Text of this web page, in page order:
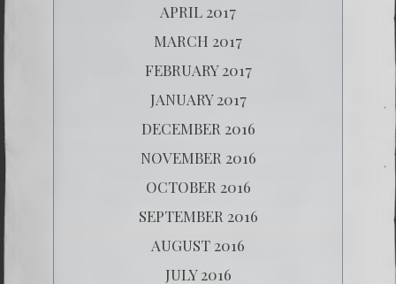
APRIL 2017
MARCH 2017
FEBRUARY 2017
JANUARY 2017
DECEMBER 2016
NOVEMBER 2016
OCTOBER 2016
SEPTEMBER 2016
AUGUST 2016
JULY 2016